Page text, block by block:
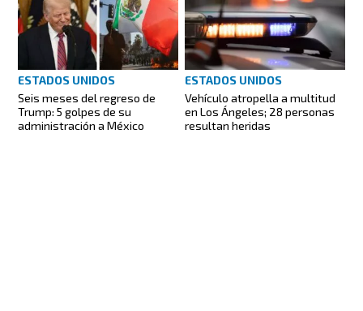
ESTADOS UNIDOS
Seis meses del regreso de
Trump: 5 golpes de su
administración a México
ESTADOS UNIDOS
Vehículo atropella a multitud
en Los Ángeles; 28 personas
resultan heridas